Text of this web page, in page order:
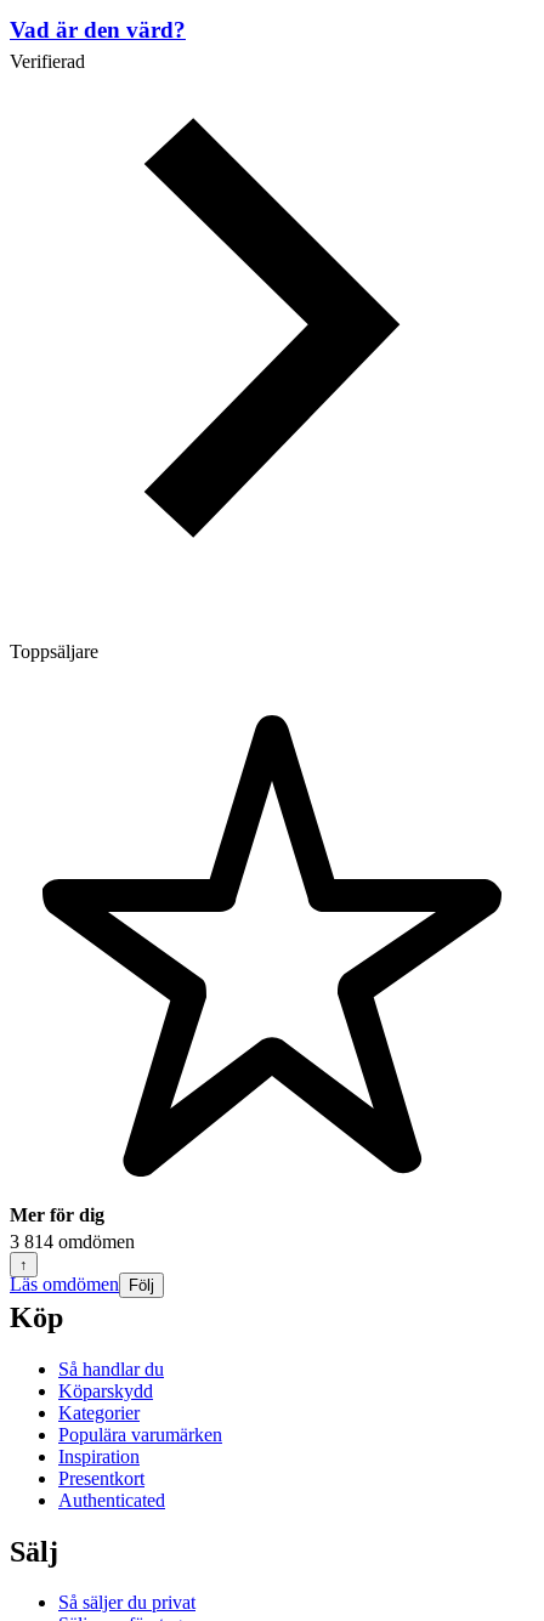
Verifierad
Toppsäljare
3 814 omdömen
Läs omdömen Följ
Vad är den värd?
Mer för dig
↑
Köp
Så handlar du
Köparskydd
Kategorier
Populära varumärken
Inspiration
Presentkort
Authenticated
Sälj
Så säljer du privat